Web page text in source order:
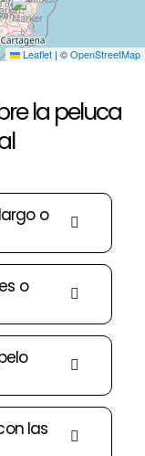
Leaflet | ©OpenStreetMap
la peluca
o
o
las